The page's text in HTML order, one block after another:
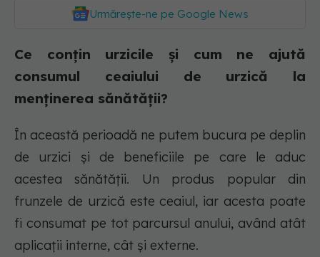
Urmărește-ne pe Google News
Ce conțin urzicile și cum ne ajută
consumul ceaiului de urzică la
menținerea sănătății?
În această perioadă ne putem bucura pe deplin
de urzici și de beneficiile pe care le aduc
acestea sănătății. Un produs popular din
frunzele de urzică este ceaiul, iar acesta poate
fi consumat pe tot parcursul anului, având atât
aplicații interne, cât și externe.